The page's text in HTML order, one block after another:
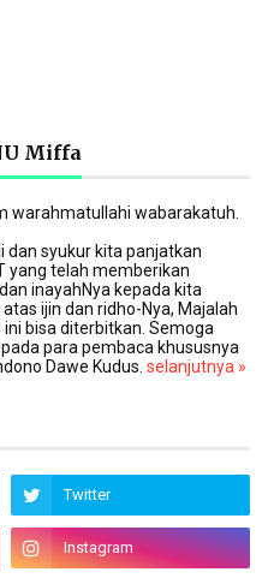
Miffa
warahmatullahi wabarakatuh.
dan syukur kita panjatkan
yang telah memberikan
inayahNya kepada kita
ijin dan ridho-Nya, Majalah
ini bisa diterbitkan. Semoga
para pembaca khususnya
Dawe Kudus. selanjutnya »